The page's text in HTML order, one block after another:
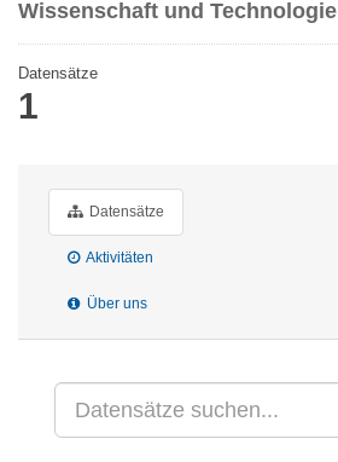
Wissenschaft und Technologie
Datensätze
1
Datensätze
Aktivitäten
Über uns